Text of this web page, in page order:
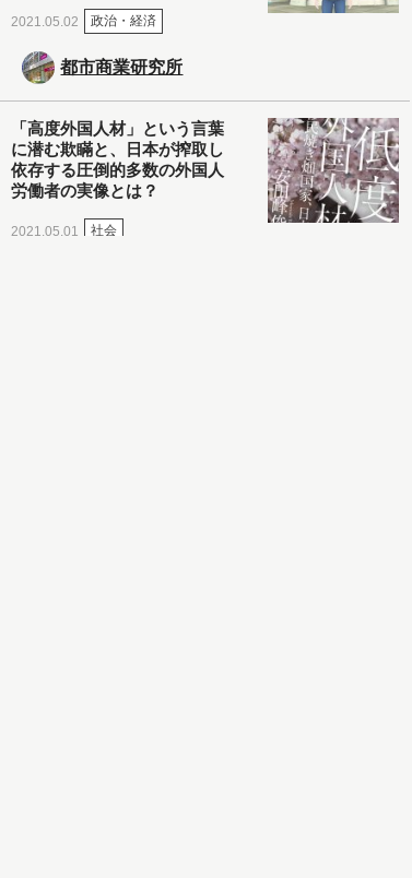
2021.05.02 政治・経済
都市商業研究所
「高度外国人材」という言葉
に潜む欺瞞と、日本が搾取し
依存する圧倒的多数の外国人
労働者の実像とは？
2021.05.01 社会